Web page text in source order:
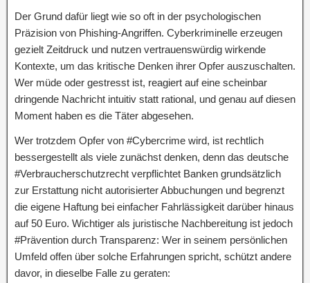
Der Grund dafür liegt wie so oft in der psychologischen
Präzision von Phishing-Angriffen. Cyberkriminelle erzeugen
gezielt Zeitdruck und nutzen vertrauenswürdig wirkende
Kontexte, um das kritische Denken ihrer Opfer auszuschalten.
Wer müde oder gestresst ist, reagiert auf eine scheinbar
dringende Nachricht intuitiv statt rational, und genau auf diesen
Moment haben es die Täter abgesehen.
Wer trotzdem Opfer von #Cybercrime wird, ist rechtlich
bessergestellt als viele zunächst denken, denn das deutsche
#Verbraucherschutzrecht verpflichtet Banken grundsätzlich
zur Erstattung nicht autorisierter Abbuchungen und begrenzt
die eigene Haftung bei einfacher Fahrlässigkeit darüber hinaus
auf 50 Euro. Wichtiger als juristische Nachbereitung ist jedoch
#Prävention durch Transparenz: Wer in seinem persönlichen
Umfeld offen über solche Erfahrungen spricht, schützt andere
davor, in dieselbe Falle zu geraten: